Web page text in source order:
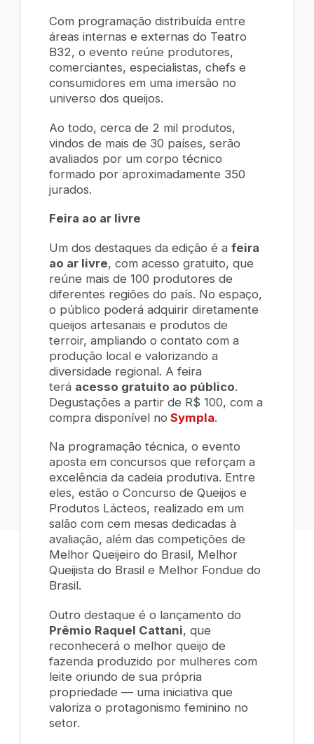
Com programação distribuída entre
áreas internas e externas do Teatro
B32, o evento reúne produtores,
comerciantes, especialistas, chefs e
consumidores em uma imersão no
universo dos queijos.
Ao todo, cerca de 2 mil produtos,
vindos de mais de 30 países, serão
avaliados por um corpo técnico
formado por aproximadamente 350
jurados.
Feira ao ar livre
Um dos destaques da edição é afeira
ao ar livre, com acesso gratuito, que
reúne mais de 100 produtores de
diferentes regiões do país. No espaço,
o público poderá adquirir diretamente
queijos artesanais e produtos de
terroir, ampliando o contato com a
produção local e valorizando a
diversidade regional. A feira
terá acesso gratuito ao público.
Degustações a partir de R$ 100, com a
compra disponível no Sympla.
Na programação técnica, o evento
aposta em concursos que reforçam a
excelência da cadeia produtiva. Entre
eles, estão o Concurso de Queijos e
Produtos Lácteos, realizado em um
salão com cem mesas dedicadas à
avaliação, além das competições de
Melhor Queijeiro do Brasil, Melhor
Queijista do Brasil e Melhor Fondue do
Brasil.
Outro destaque é o lançamento do
Prêmio Raquel Cattani, que
reconhecerá o melhor queijo de
fazenda produzido por mulheres com
leite oriundo de sua própria
propriedade — uma iniciativa que
valoriza o protagonismo feminino no
setor.